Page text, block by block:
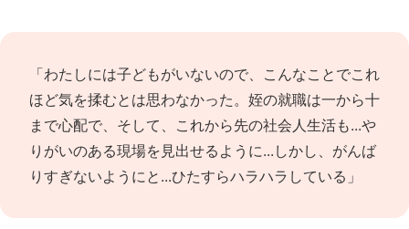
「わたしには子どもがいないので、こんなことでこれ
ほど気を揉むとは思わなかった。姪の就職は一から十
まで心配で、そして、これから先の社会人生活も...や
りがいのある現場を見出せるように...しかし、がんば
りすぎないようにと...ひたすらハラハラしている」